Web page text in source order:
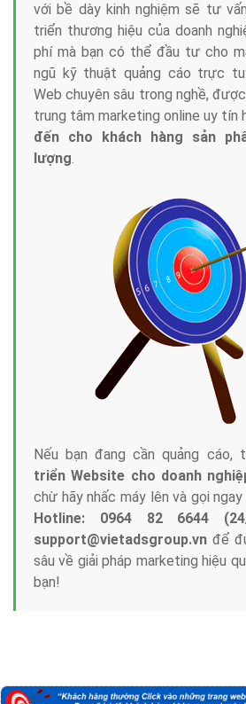
với bề dày kinh nghiệm sẽ tư
triển thương hiệu của doanh
phí mà bạn có thể đầu tư cho
ngũ kỹ thuật quảng cáo trực
Web chuyên sâu trong nghề,
trung tâm marketing online uy tín
đến cho khách hàng sản
lượng.
Nếu bạn đang cần quảng cáo,
triển Website cho doanh
chừ hãy nhấc máy lên và gọi
Hotline: 0964 82 6644
support@vietadsgroup.vn để
sâu về giải pháp marketing hiệu
bạn!